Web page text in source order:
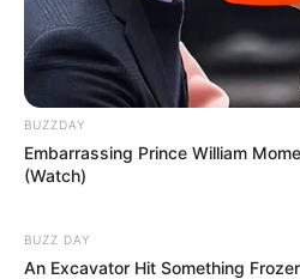
BUZZDAY
Embarrassing Prince William
(Watch)
BUZZ DAY
An Excavator Hit Something